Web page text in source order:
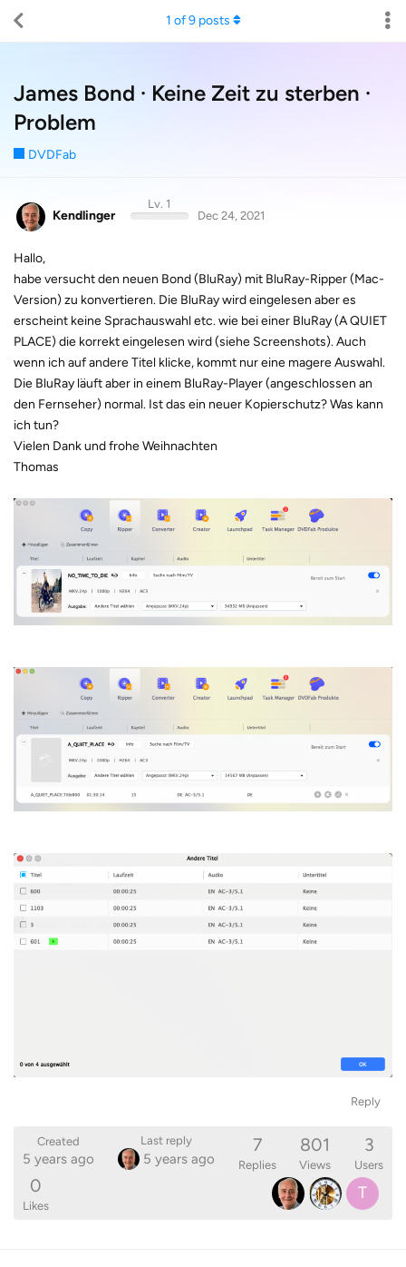
James Bond · Keine Zeit zu sterben ·
Problem
DVDFab
1 of9posts
Kendlinger
Lv. 1
Dec 24, 2021
Hallo,
habe versucht den neuen Bond (BluRay) mit BluRay-Ripper (Mac-
Version) zu konvertieren. Die BluRay wird eingelesen aber es
erscheint keine Sprachauswahl etc. wie bei einer BluRay (A QUIET
PLACE) die korrekt eingelesen wird (siehe Screenshots). Auch
wenn ich auf andere Titel klicke, kommt nur eine magere Auswahl.
Die BluRay läuft aber in einem BluRay-Player (angeschlossen an
den Fernseher) normal. Ist das ein neuer Kopierschutz? Was kann
ich tun?
Vielen Dank und frohe Weihnachten
Thomas
Reply
Created
5 years ago
Last reply
5 years ago
7
Replies
801
Views
3
Users
0
Likes
T